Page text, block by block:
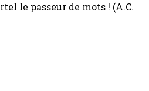
le passeur de mots ! (A.C.